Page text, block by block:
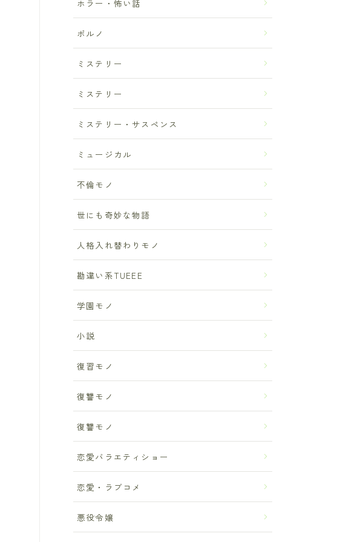
ホラー・怖い話
ポルノ
ミステリー
ミステリー
ミステリー・サスペンス
ミュージカル
不倫モノ
世にも奇妙な物語
人格入れ替わりモノ
勘違い系TUEEE
学園モノ
小説
復習モノ
復讐モノ
復讐モノ
恋愛バラエティショー
恋愛・ラブコメ
悪役令嬢